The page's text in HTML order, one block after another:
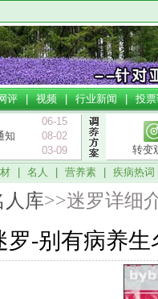
评|视频|行业新闻|投
06-15
知
08-02
03-09
转变
名人 营养素 疾病热词
人库>>迷罗详细
罗-别有病养生